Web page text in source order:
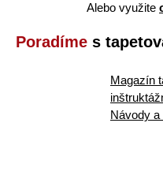
Alebo využite
Poradíme s
Magazín
Návody a